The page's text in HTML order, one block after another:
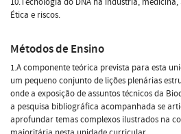
Ética e riscos.
Métodos de Ensino
1.A componente teórica prevista para esta
um pequeno conjunto de lições plenárias
onde a exposição de assuntos técnicos da
a pesquisa bibliográfica acompanhada se
aprofundar temas complexos ilustrados na